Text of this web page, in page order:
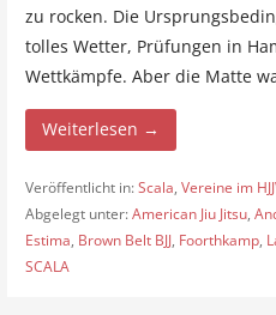
zu rocken. Die
tolles Wetter, Prüfungen in
Wettkämpfe. Aber die Matte
Weiterlesen →
Veröffentlicht in:Scala, Vereine im
Abgelegt unter:American Jiu Jitsu,
Estima, Brown Belt BJJ, Foorthkamp,
SCALA